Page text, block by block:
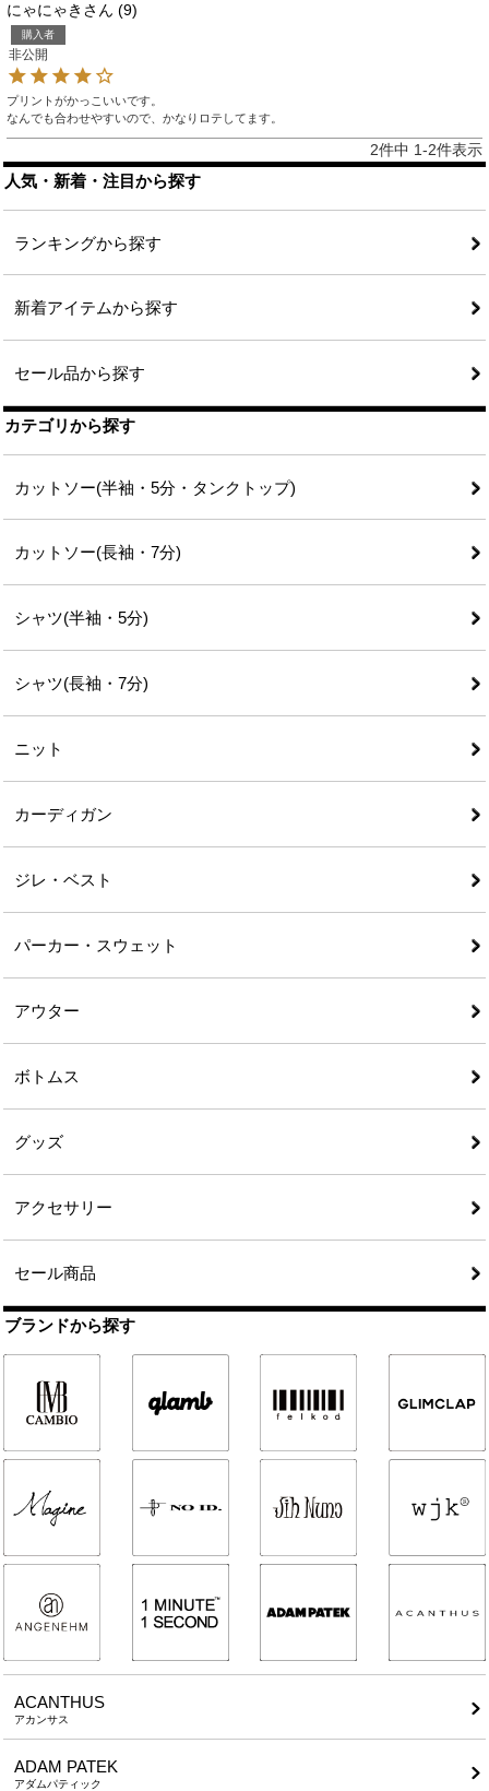
にゃにゃき 9
購入者
非公開
プリントがかっこいいです。
なんでも合わせやすいので、かなりロテしてます。
2件中 1-2件表示
人気・新着・注目から探す
ランキングから探す
新着アイテムから探す
セール品から探す
カテゴリから探す
カットソー(半袖・5分・タンクトップ)
カットソー(長袖・7分)
シャツ(半袖・5分)
シャツ(長袖・7分)
ニット
カーディガン
ジレ・ベスト
パーカー・スウェット
アウター
ボトムス
グッズ
アクセサリー
セール商品
ブランドから探す
ACANTHUS
アカンサス
ADAM PATEK
アダムパティック